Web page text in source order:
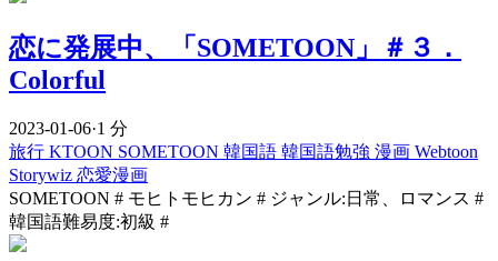
恋に発展中、「SOMETOON」＃３．
Colorful
2023-01-06·1 分
旅行 KTOON SOMETOON 韓国語 韓国語勉強 漫画 Webtoon
Storywiz 恋愛漫画
SOMETOON # モヒトモヒカン # ジャンル:日常、ロマンス #
韓国語難易度:初級 #